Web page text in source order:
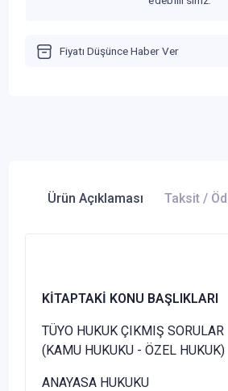
Fiyatı Düşünce Haber Ver
Ürün Açıklaması Taksit /
KİTAPTAKİ KONU BAŞLIKLARI
TÜYO HUKUK ÇIKMIŞ SORULAR
(KAMU HUKUKU - ÖZEL HUKUK)
ANAYASA HUKUKU